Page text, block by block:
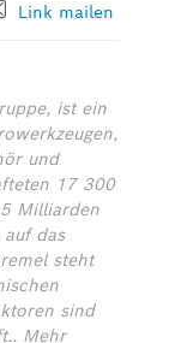
Link mailen
ist ein
und
17 300
Milliarden
das
steht
sind
Mehr